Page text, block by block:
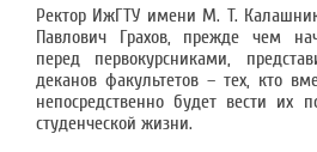
Ректор ИжГТУ имени М. Т.
Павлович Грахов, прежде чем
перед первокурсниками,
деканов факультетов – тех, кто
непосредственно будет вести их
студенческой жизни.